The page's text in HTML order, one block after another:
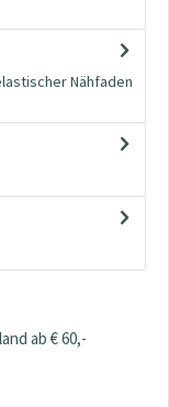
Nähfaden
ab € 60,-